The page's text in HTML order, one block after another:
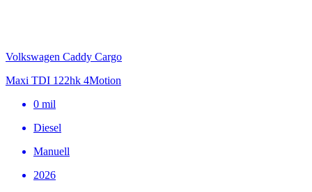
Volkswagen Caddy Cargo
Maxi TDI 122hk 4Motion
0 mil
Diesel
Manuell
2026